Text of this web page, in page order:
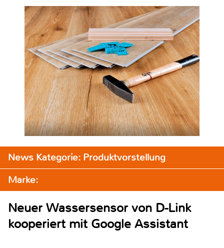
News Kategorie: Produktvorstellung
Marke:
Neuer Wassersensor von D-Link
kooperiert mit Google Assistant